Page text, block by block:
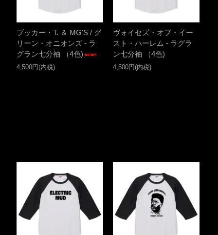
ブッカー・T. ＆ MG'S / グ
リーン・オニオンズ - ラ
グラン七分袖 （4色)
4,500円(内税)
ヴォイセズ・オブ・イー
スト・ハーレム - ラグラ
ン七分袖 （4色)
4,500円(内税)